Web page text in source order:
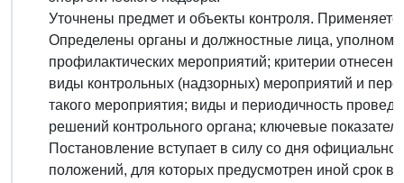
Уточнены предмет и объекты контроля.
Определены органы и должностные лица,
профилактических мероприятий; критерии
виды контрольных (надзорных) мероприятий и
такого мероприятия; виды и периодичность
решений контрольного органа; ключевые
Постановление вступает в силу со дня
положений, для которых предусмотрен иной срок